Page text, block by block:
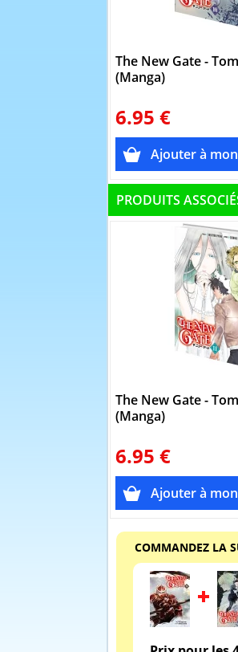
The New Gate -
(Manga)
6.95 €
PRODUITS
The New Gate -
(Manga)
6.95 €
COMMANDEZ LA